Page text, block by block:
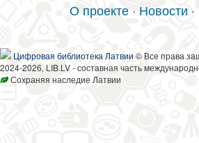
О проекте · Новости ·
Цифровая библиотека Латвии © Все права
2024-2026, LIB.LV - составная часть
Сохраняя наследие Латвии